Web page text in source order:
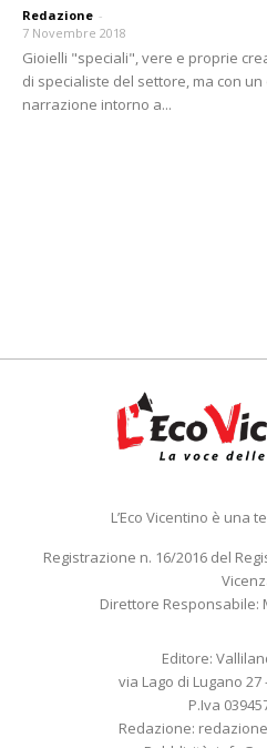
Redazione -
7 Novembre 2018
Gioielli "speciali", vere e proprie
di specialiste del settore, ma con
narrazione intorno a...
L’Eco Vicentino è una
Registrazione n. 16/2016 del
Direttore Responsabile:
Editore:
via Lago di Lugano 27
P.Iva
Redazione: